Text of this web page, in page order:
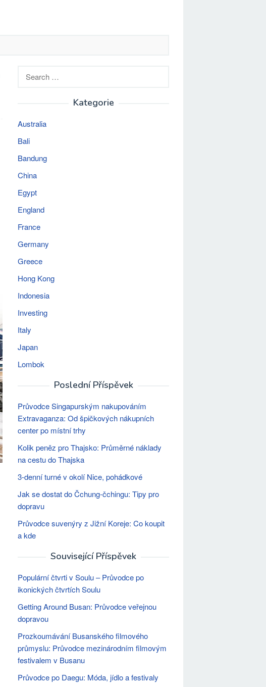
Kategorie
Australia
Bali
Bandung
China
Egypt
England
France
Germany
Greece
Hong Kong
Indonesia
Investing
Italy
Japan
Lombok
Poslední Příspěvek
Průvodce Singapurským nakupováním
Extravaganza: Od špičkových nákupních
center po místní trhy
Kolik peněz pro Thajsko: Průměrné náklady
na cestu do Thajska
3-denní turné v okolí Nice, pohádkové
Jak se dostat do Čchung-čchingu: Tipy pro
dopravu
Průvodce suvenýry z Jižní Koreje: Co koupit
a kde
Související Příspěvek
Populární čtvrti v Soulu – Průvodce po
ikonických čtvrtích Soulu
Getting Around Busan: Průvodce veřejnou
dopravou
Prozkoumávání Busanského filmového
průmyslu: Průvodce mezinárodním filmovým
festivalem v Busanu
Průvodce po Daegu: Móda, jídlo a festivaly